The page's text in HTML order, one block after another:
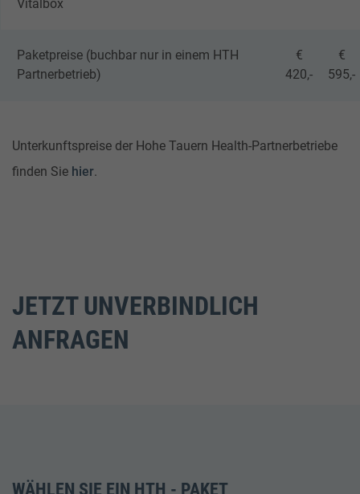
Vitalbox
Paketpreise (buchbar nur in einem HTH
Partnerbetrieb)
€
420,-
€
595,-
Unterkunftspreise der Hohe Tauern Health-Partnerbetriebe
finden Sie hier.
JETZT UNVERBINDLICH
ANFRAGEN
WÄHLEN SIE EIN HTH - PAKET